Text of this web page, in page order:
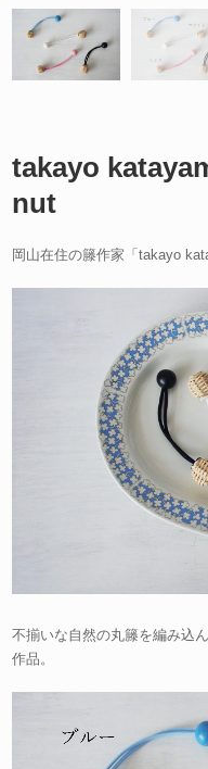
takayo
nut
岡山在住の籐作家「takayo
不揃いな自然の丸籐を編み込
作品。